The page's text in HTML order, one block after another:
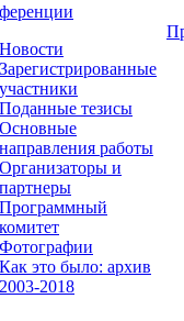
Новости
Зарегистрированные
участники
Поданные тезисы
Основные
направления работы
Организаторы и
партнеры
Программный
комитет
Фотографии
Как это было: архив
2003-2018